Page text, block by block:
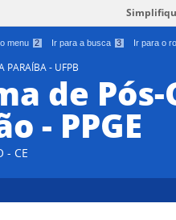
menu 2 Ir para a busca 3 Ir para o
PARAÍBA - UFPB
de
- PPGE
- CE